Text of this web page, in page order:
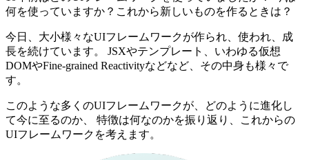
何を使っていますか？これから新しいものを作るときは？
今日、大小様々なUIフレームワークが作られ、使われ、成
長を続けています。 JSXやテンプレート、いわゆる仮想
DOMやFine-grained Reactivityなどなど、その中身も様々で
す。
このような多くのUIフレームワークが、どのように進化し
て今に至るのか、 特徴は何なのかを振り返り、これからの
UIフレームワークを考えます。